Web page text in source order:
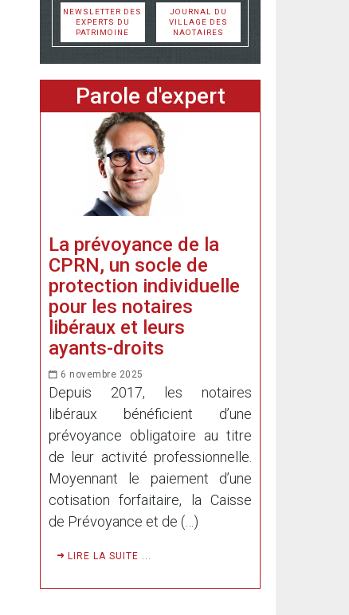
NEWSLETTER DES
EXPERTS DU
PATRIMOINE
JOURNAL DU
VILLAGE DES
NAOTAIRES
Parole d'expert
La prévoyance de la
CPRN, un socle de
protection individuelle
pour les notaires
libéraux et leurs
ayants-droits
6 novembre 2025
Depuis 2017, les notaires
libéraux bénéficient d’une
prévoyance obligatoire au titre
de leur activité professionnelle.
Moyennant le paiement d’une
cotisation forfaitaire, la Caisse
de Prévoyance et de (…)
LIRE LA SUITE ...